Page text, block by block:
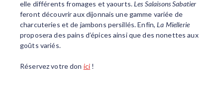
elle différents fromages et yaourts.Les Salaisons Sabatier
feront découvrir aux dijonnais une gamme variée de
charcuteries et de jambons persillés. Enfin,La Miellerie
proposera des pains d’épices ainsi que des nonettes aux
goûts variés.
Réservez votre don ici !